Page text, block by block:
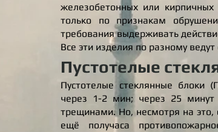
железобетонных или кирпичных
только по признакам
требования выдерживать
Все эти изделия по разному
Пустотелые
Пустотелые стеклянные блоки
через 1-2 мин; через 25 минут
трещинами. Но, несмотря на это,
ещё получаса